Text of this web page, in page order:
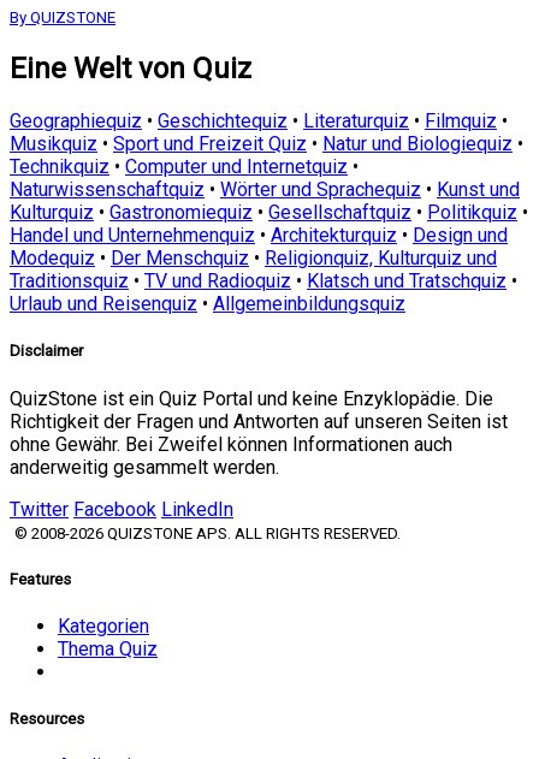
By QUIZSTONE
Eine Welt von Quiz
Geographiequiz • Geschichtequiz • Literaturquiz • Filmquiz •
Musikquiz • Sport und Freizeit Quiz • Natur und Biologiequiz •
Technikquiz • Computer und Internetquiz •
Naturwissenschaftquiz • Wörter und Sprachequiz • Kunst und
Kulturquiz • Gastronomiequiz • Gesellschaftquiz • Politikquiz •
Handel und Unternehmenquiz • Architekturquiz • Design und
Modequiz • Der Menschquiz • Religionquiz, Kulturquiz und
Traditionsquiz • TV und Radioquiz • Klatsch und Tratschquiz •
Urlaub und Reisenquiz • Allgemeinbildungsquiz
Disclaimer
QuizStone ist ein Quiz Portal und keine Enzyklopädie. Die
Richtigkeit der Fragen und Antworten auf unseren Seiten ist
ohne Gewähr. Bei Zweifel können Informationen auch
anderweitig gesammelt werden.
Twitter Facebook LinkedIn
© 2008-2026 QUIZSTONE APS. ALL RIGHTS RESERVED.
Features
Kategorien
Thema Quiz
Resources